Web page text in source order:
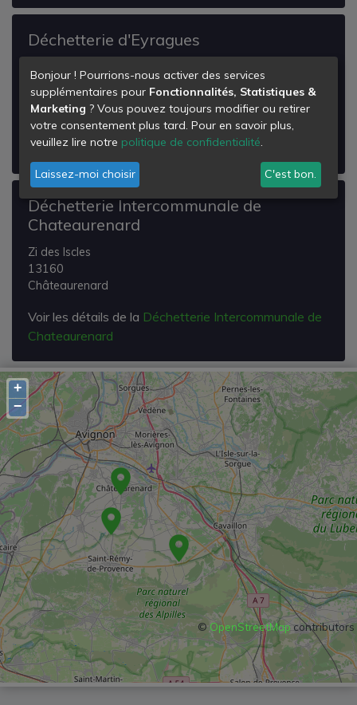
Déchetterie d'Eyragues
Quartier Mas de Guéou
13630
Eyragues
Voir les détails de laDéchetterie d'Eyragues
Déchetterie Intercommunale de
Chateaurenard
Zi des Iscles
13160
Châteaurenard
Voir les détails de la Déchetterie Intercommunale de
Chateaurenard
+
−
©OpenStreetMap contributors
Bonjour ! Pourrions-nous activer des services
supplémentaires pour Fonctionnalités, Statistiques &
Marketing ? Vous pouvez toujours modifier ou retirer
votre consentement plus tard. Pour en savoir plus,
veuillez lire notre politique de confidentialité.
Laissez-moi choisir C'est bon.